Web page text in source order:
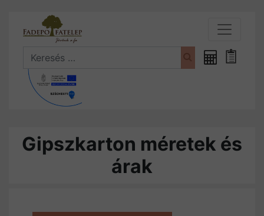
Search
Fűrészáru
Gipszkarton méretek és
árak